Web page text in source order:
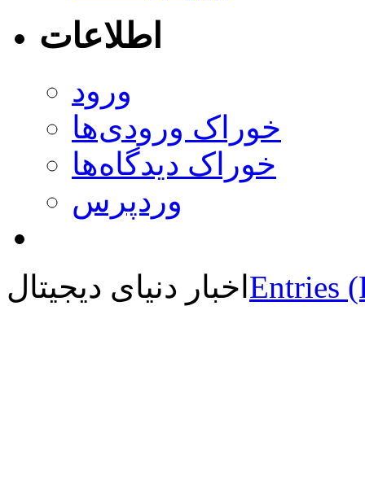
اطلاعات
ورود
خوراک ورودی‌ها
خوراک دیدگاه‌ها
وردپرس
اخبار دنیای دیجیتال Entries